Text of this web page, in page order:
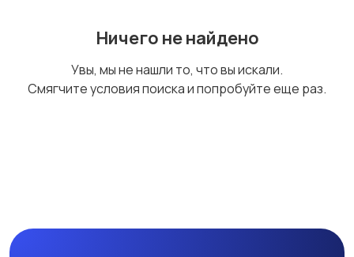
картридеры
запчасти
Ничего не найдено
Увы, мы не нашли то, что вы искали.
Смягчите условия поиска и попробуйте еще раз.